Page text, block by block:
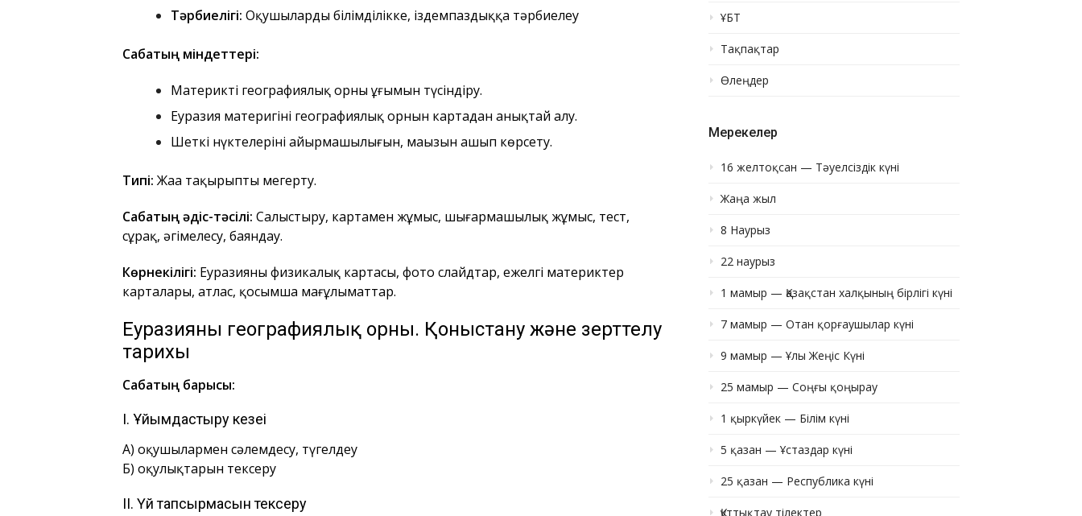
Тәрбиелігі: Оқушыларды білімділікке, іздемпаздыққа тәрбиелеу
Сабақтың міндеттері:
Материктің географиялық орны ұғымын түсіндіру.
Еуразия материгінің географиялық орнын картадан анықтай алу.
Шеткі нүктелерінің айырмашылығын, маңызын ашып көрсету.
Типі: Жаңа тақырыпты меңгерту.
Сабақтың әдіс-тәсілі: Салыстыру, картамен жұмыс, шығармашылық жұмыс, тест,
сұрақ, әңгімелесу, баяндау.
Көрнекілігі: Еуразияның физикалық картасы, фото слайдтар, ежелгі материктер
карталары, атлас, қосымша мағұлыматтар.
Еуразияның географиялық орны. Қоныстану және зерттелу
тарихы
Сабақтың барысы:
І. Ұйымдастыру кезеңі
А) оқушылармен сәлемдесу, түгелдеу
Б) оқулықтарын тексеру
ІІ. Үй тапсырмасын тексеру
ҰБТ
Тақпақтар
Өлеңдер
Мерекелер
16 желтоқсан — Тәуелсіздік күні
Жаңа жыл
8 Наурыз
22 наурыз
1 мамыр — Қазақстан халқының бірлігі күні
7 мамыр — Отан қорғаушылар күні
9 мамыр — Ұлы Жеңіс Күні
25 мамыр — Соңғы қоңырау
1 қыркүйек — Білім күні
5 қазан — Ұстаздар күні
25 қазан — Республика күні
Құттықтау тілектер